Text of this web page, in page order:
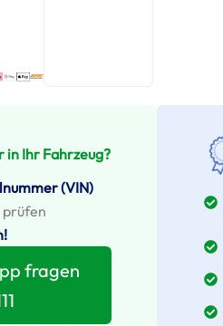
in Ihr Fahrzeug?
(VIN)
prüfen
fragen